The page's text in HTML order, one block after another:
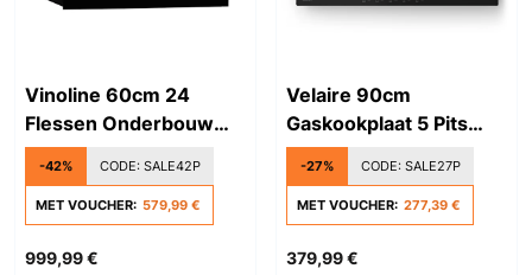
Vinoline 60cm 24
Flessen Onderbouw
Wijnkoelkast 1 Zone
Zwart
-42% CODE: SALE42P
MET VOUCHER: 579,99 €
999,99 €
Velaire 90cm
Gaskookplaat 5 Pits
Zwart
-27% CODE: SALE27P
MET VOUCHER: 277,39 €
379,99 €